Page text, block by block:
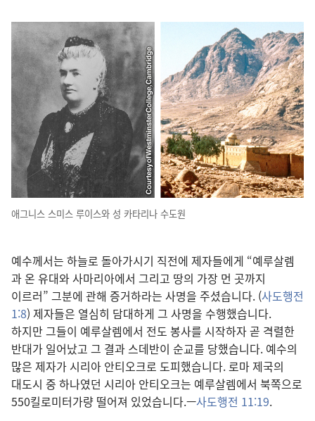
애그니스 스미스 루이스와 성 카타리나 수도원
예수께서는 하늘로 돌아가시기 직전에 제자들에게 “예루살렘
과 온 유대와 사마리아에서 그리고 땅의 가장 먼 곳까지
이르러” 그분에 관해 증거하라는 사명을 주셨습니다. (사도행전
1:8) 제자들은 열심히 담대하게 그 사명을 수행했습니다.
하지만 그들이 예루살렘에서 전도 봉사를 시작하자 곧 격렬한
반대가 일어났고 그 결과 스데반이 순교를 당했습니다. 예수의
많은 제자가 시리아 안티오크로 도피했습니다. 로마 제국의
대도시 중 하나였던 시리아 안티오크는 예루살렘에서 북쪽으로
550킬로미터가량 떨어져 있었습니다.—사도행전 11:19.